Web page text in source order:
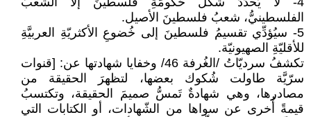
الفلسطينيُّ، شعبُ فلسطينَ الأصيل.
5- سيُؤدِّي تقسيمُ فلسطينَ إلى خُضوعِ الأكثريّةِ العربيَّةِ
للأقليّةِ الصهيونيّة.
تكشفُ سرديّاتُ /الغُرفة 46/ وخفايا شهادتها عن: [قنوات
سرّيَّة طاولت شُكوك بعضها، لتظهرَ الحقيقة من
مصادرها، وهي شهادةٌ تَمسُّ صميمَ الحقيقة، وتكتسبُ
قيمةً أُخرى عن سواها من الشّهادات، أو الكتابات التي